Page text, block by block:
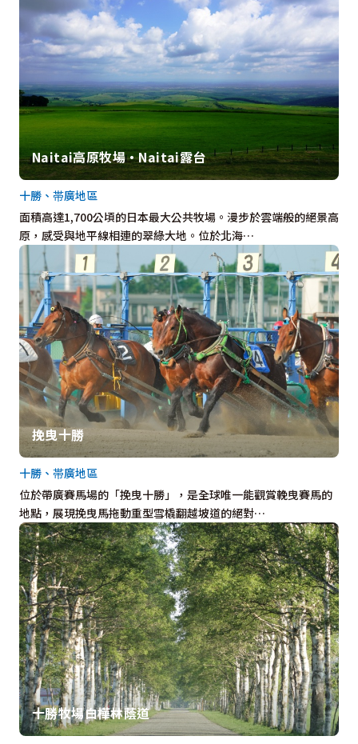
Naitai高原牧場・Naitai露台
面積高達1,700公頃的日本最大公共牧場。漫步於雲端般的絕景高
原，感受與地平線相連的翠綠大地。位於北海…
十勝、帯廣地區
挽曳十勝
位於帶廣賽馬場的「挽曳十勝」，是全球唯一能觀賞輓曳賽馬的
地點，展現挽曳馬拖動重型雪橇翻越坡道的絕對…
十勝、帯廣地區
十勝牧場白樺林蔭道